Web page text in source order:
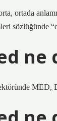
ortada
sözlüğünde
ne
MED,